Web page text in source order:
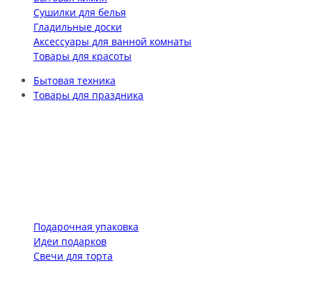
Сушилки для белья
Гладильные доски
Аксессуары для ванной комнаты
Товары для красоты
Бытовая техника
Товары для праздника
Подарочная упаковка
Идеи подарков
Свечи для торта